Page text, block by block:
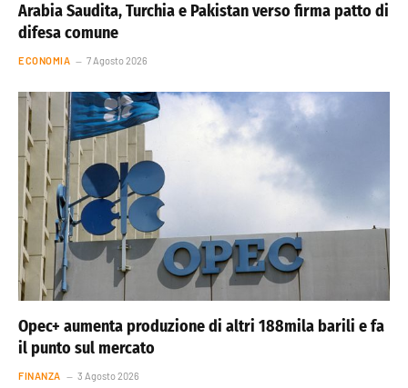
Arabia Saudita, Turchia e Pakistan verso firma patto di
difesa comune
ECONOMIA 7 Agosto 2026
Opec+ aumenta produzione di altri 188mila barili e fa
il punto sul mercato
FINANZA 3 Agosto 2026